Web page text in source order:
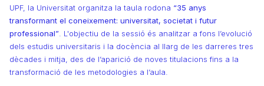
UPF, la Universitat organitza la taula rodona “35 anys
transformant el coneixement: universitat, societat i futur
professional” . L'objectiu de la sessió és analitzar a fons l’evolució
dels estudis universitaris i la docència al llarg de les darreres tres
dècades i mitja, des de l’aparició de noves titulacions fins a la
transformació de les metodologies a l’aula.